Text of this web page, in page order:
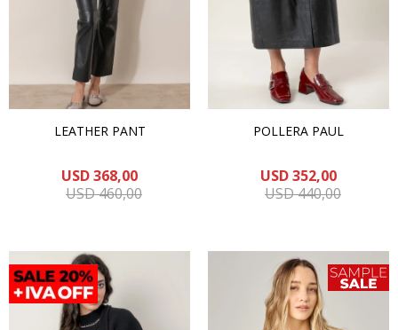
LEATHER PANT
USD368,00
USD460,00
POLLERA PAUL
USD352,00
USD440,00